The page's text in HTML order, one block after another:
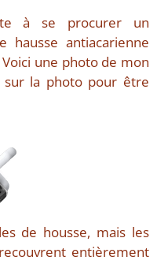
à se procurer un
hausse antiacarienne
une photo de mon
la photo pour être
de housse, mais les
entièrement